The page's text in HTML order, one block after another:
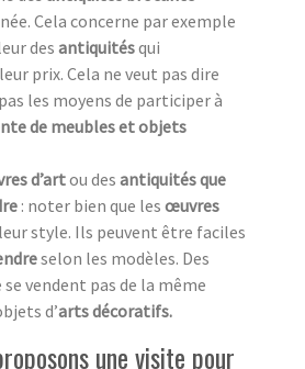
Cela concerne par exemple
des antiquitésqui
prix. Cela ne veut pas dire
les moyens de participer à
de meubles et objets
d’artou des antiquités que
: noter bien que les œuvres
style. Ils peuvent être faciles
selon les modèles. Des
se vendent pas de la même
d’arts décoratifs.
une visite pour